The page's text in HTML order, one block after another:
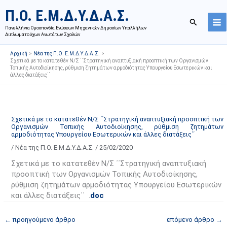
περιεχόμενο
Π.Ο. Ε.Μ.Δ.Υ.Δ.Α.Σ.
Πανελλήνια Ομοσπονδία Ενώσεων Μηχανικών Δημοσίων Υπαλλήλων
Διπλωματούχων Ανωτάτων Σχολών
Αναζήτηση
Αρχική
Νέα της Π.Ο. Ε.Μ.Δ.Υ.Δ.Α.Σ.
Σχετικά με το κατατεθέν Ν/Σ ΄΄Στρατηγική αναπτυξιακή προοπτική των Οργανισμών
Τοπικής Αυτοδιοίκησης, ρύθμιση ζητημάτων αρμοδιότητας Υπουργείου Εσωτερικών και
άλλες διατάξεις΄΄
Σχετικά με το κατατεθέν Ν/Σ ΄΄Στρατηγική αναπτυξιακή προοπτική των
Οργανισμών Τοπικής Αυτοδιοίκησης, ρύθμιση ζητημάτων
αρμοδιότητας Υπουργείου Εσωτερικών και άλλες διατάξεις΄΄
/ Νέα της Π.Ο. Ε.Μ.Δ.Υ.Δ.Α.Σ. / 25/02/2020
Σχετικά με το κατατεθέν Ν/Σ ΄΄Στρατηγική αναπτυξιακή
προοπτική των Οργανισμών Τοπικής Αυτοδιοίκησης,
ρύθμιση ζητημάτων αρμοδιότητας Υπουργείου Εσωτερικών
και άλλες διατάξεις΄΄ .doc
← προηγούμενο άρθρο επόμενο άρθρο →
τ
ο
ρ
ι
ν
α
ρ
ή
σ
ε
ν
τ
η
γ
ο
ς
ά
ρ
ρ
ω
ν
σ